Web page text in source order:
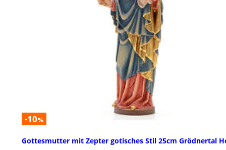
-10%
Gottesmutter mit Zepter gotisches Stil 25cm Grödnertal